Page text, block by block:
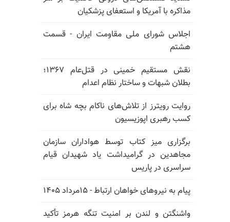
مذاکره با آمریکا و استعفای پزشکیان
اجلاس شورای ملی مقاومت ایران - قسمت
هشتم
نقش مستقیم خمینی در قتل‌عام ۱۳۶۷؛
بطلان شبهات و ساختار نظام اعدام
روایت رویترز از تلاش‌های ناکام بچه شاه برای
کسب رهبری اپوزیسیون
برگزاری میز کتاب توسط هواداران سازمان
مجاهدین در گرامیداشت یاد شهیدان قیام
سراسری در پاریس
پیام به نیروهای خواهان ارتباط - ۱۵مرداد ۱۴۰۵
واشنگتن و لندن بر امنیت تنگه هرمز تأکید